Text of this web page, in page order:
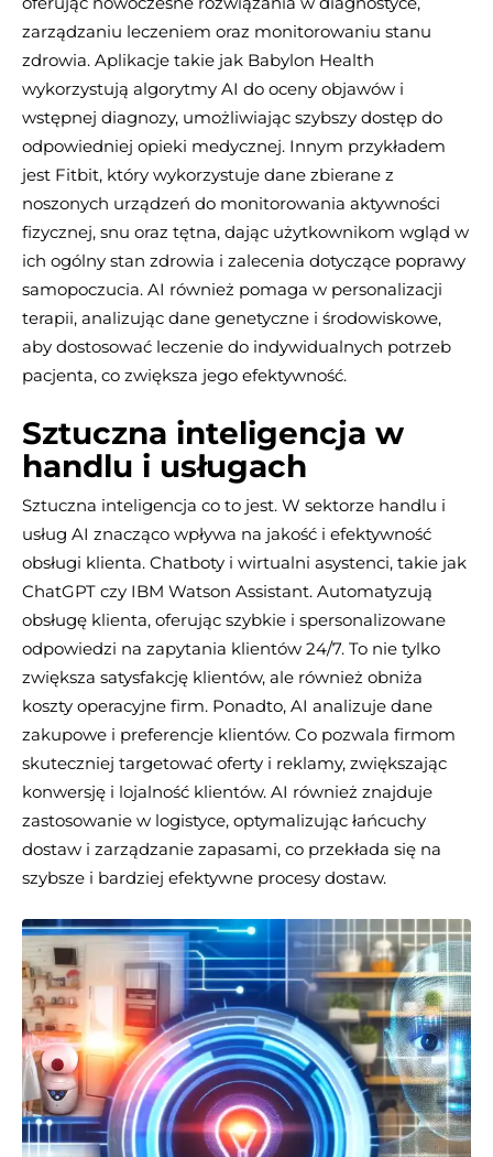
zarządzaniu leczeniem oraz monitorowaniu stanu
zdrowia. Aplikacje takie jak Babylon Health
wykorzystują algorytmy AI do oceny objawów i
wstępnej diagnozy, umożliwiając szybszy dostęp do
odpowiedniej opieki medycznej. Innym przykładem
jest Fitbit, który wykorzystuje dane zbierane z
noszonych urządzeń do monitorowania aktywności
fizycznej, snu oraz tętna, dając użytkownikom wgląd w
ich ogólny stan zdrowia i zalecenia dotyczące poprawy
samopoczucia. AI również pomaga w personalizacji
terapii, analizując dane genetyczne i środowiskowe,
aby dostosować leczenie do indywidualnych potrzeb
pacjenta, co zwiększa jego efektywność.
Sztuczna inteligencja w
handlu i usługach
Sztuczna inteligencja co to jest. W sektorze handlu i
usług AI znacząco wpływa na jakość i efektywność
obsługi klienta. Chatboty i wirtualni asystenci, takie jak
ChatGPT czy IBM Watson Assistant. Automatyzują
obsługę klienta, oferując szybkie i spersonalizowane
odpowiedzi na zapytania klientów 24/7. To nie tylko
zwiększa satysfakcję klientów, ale również obniża
koszty operacyjne firm. Ponadto, AI analizuje dane
zakupowe i preferencje klientów. Co pozwala firmom
skuteczniej targetować oferty i reklamy, zwiększając
konwersję i lojalność klientów. AI również znajduje
zastosowanie w logistyce, optymalizując łańcuchy
dostaw i zarządzanie zapasami, co przekłada się na
szybsze i bardziej efektywne procesy dostaw.